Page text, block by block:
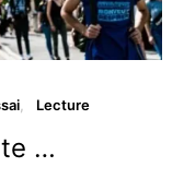
Lecture
…